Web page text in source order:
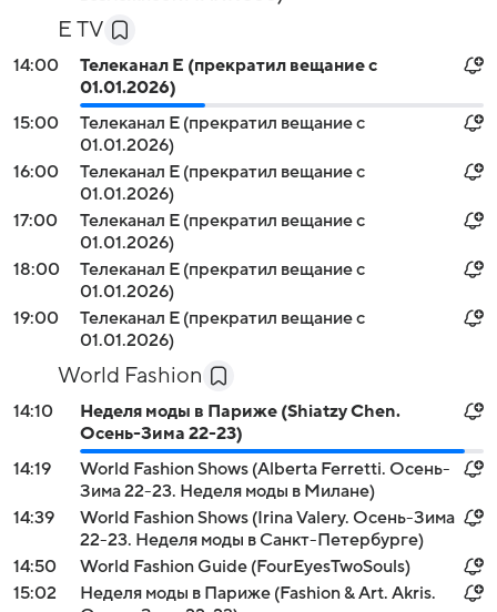
E TV
14:00
Телеканал E (прекратил вещание с
01.01.2026)
15:00
Телеканал E (прекратил вещание с
01.01.2026)
16:00
Телеканал E (прекратил вещание с
01.01.2026)
17:00
Телеканал E (прекратил вещание с
01.01.2026)
18:00
Телеканал E (прекратил вещание с
01.01.2026)
19:00
Телеканал E (прекратил вещание с
01.01.2026)
World Fashion
14:10
Неделя моды в Париже (Shiatzy Chen.
Осень-Зима 22-23)
14:19
World Fashion Shows (Alberta Ferretti. Осень-
Зима 22-23. Неделя моды в Милане)
14:39
World Fashion Shows (Irina Valery. Осень-Зима
22-23. Неделя моды в Санкт-Петербурге)
14:50
World Fashion Guide (FourEyesTwoSouls)
15:02
Неделя моды в Париже (Fashion & Art. Akris.